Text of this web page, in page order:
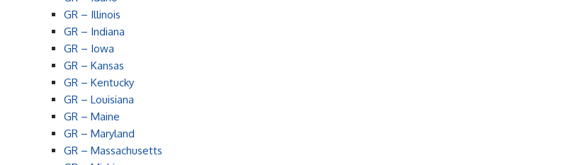
GR – Illinois
GR – Indiana
GR – Iowa
GR – Kansas
GR – Kentucky
GR – Louisiana
GR – Maine
GR – Maryland
GR – Massachusetts